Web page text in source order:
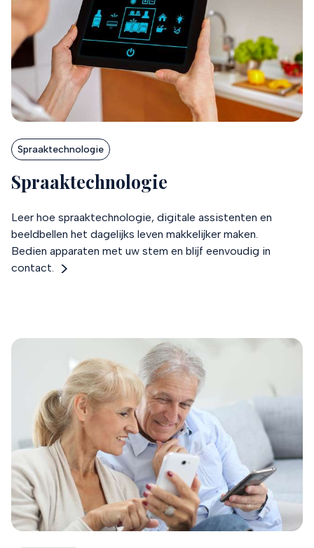
Spraaktechnologie
Spraaktechnologie
Leer hoe spraaktechnologie, digitale assistenten en
beeldbellen het dagelijks leven makkelijker maken.
Bedien apparaten met uw stem en blijf eenvoudig in
contact.